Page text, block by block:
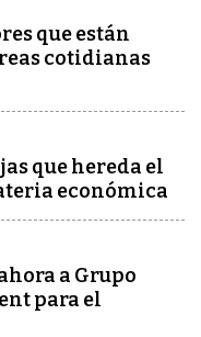
que están
cotidianas
que hereda el
económica
a Grupo
para el